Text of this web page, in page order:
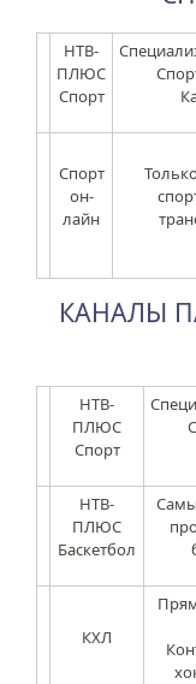
НТВ-
ПЛЮС
Спорт
Спорт
он-
лайн
КАНАЛЫ
НТВ-
ПЛЮС
Спорт
НТВ-
ПЛЮС
Баскетбол
КХЛ